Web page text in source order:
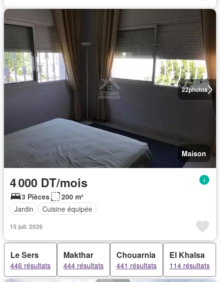
22photos
Maison
4 000 DT/mois
3 Pièces
200 m²
Jardin
Cuisine équipée
15 juil. 2026
Le Sers
446 résultats
Makthar
444 résultats
Chouarnia
441 résultats
El Khalsa
114 résultats